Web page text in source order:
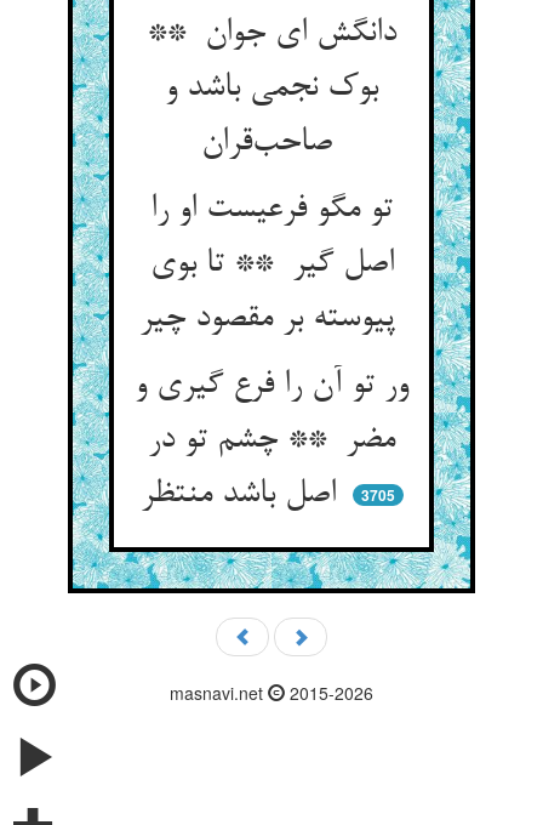
دانگش ای جوان **
بوک نجمی باشد و
تو مگو فرعیست او را
اصل گیر ** تا بوی
پیوسته بر مقصود چیر
ور تو آن را فرع گیری و
مضر ** چشم تو در
اصل باشد منتظر
3705
masnavi.net 2015-2026